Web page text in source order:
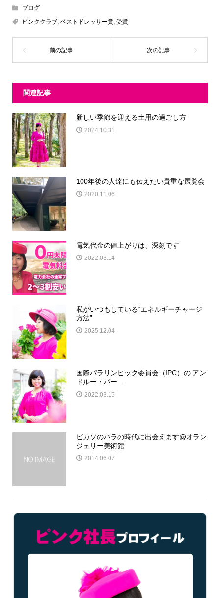
ブログ
ピンククラブ, ベストドレッサー賞, 受賞
関連記事
新しい季節を迎える土用の過ごし方
2024.10.31
100年後の人達にも伝えたい貴重な展覧会
2020.11.06
電気代金の値上がりは、深刻です
2022.03.14
私がいつもしている“エネルギーチャージ
方法”
2025.12.04
国際パラリンピック委員会（IPC）の アン
ドルー・パー...
2022.03.15
ピカソのバラの時代に出会えます@オラン
ジェリー美術館
2014.06.07